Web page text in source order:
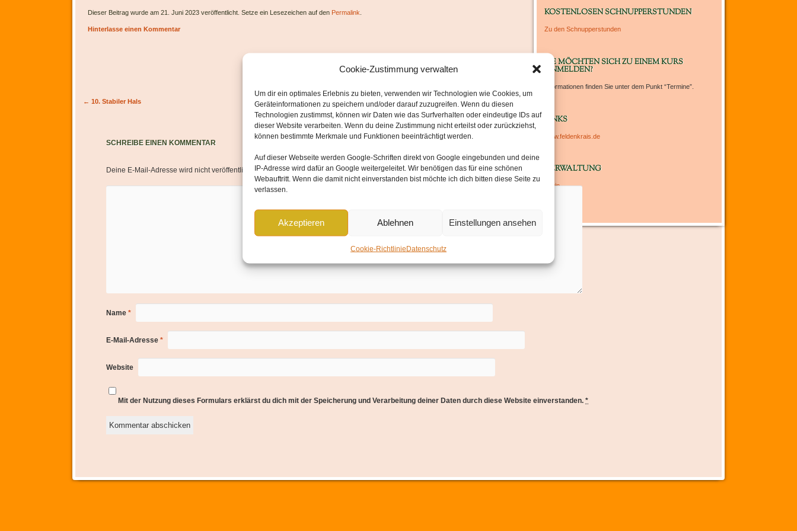
Cookie-Zustimmung verwalten
Um dir ein optimales Erlebnis zu bieten, verwenden wir Technologien wie Cookies, um
Geräteinformationen zu speichern und/oder darauf zuzugreifen. Wenn du diesen
Technologien zustimmst, können wir Daten wie das Surfverhalten oder eindeutige IDs auf
dieser Website verarbeiten. Wenn du deine Zustimmung nicht erteilst oder zurückziehst,
können bestimmte Merkmale und Funktionen beeinträchtigt werden.
Auf dieser Webseite werden Google-Schriften direkt von Google eingebunden und deine
IP-Adresse wird dafür an Google weitergeleitet. Wir benötigen das für eine schönen
Webauftritt. Wenn die damit nicht einverstanden bist möchte ich dich bitten diese Seite zu
verlassen.
Akzeptieren Ablehnen Einstellungen ansehen
Cookie-RichtlinieDatenschutz
Dieser Beitrag wurde am 21. Juni 2023 veröffentlicht. Setze ein Lesezeichen auf den Permalink
Hinterlasse einen Kommentar
Artikel-Navigation
← 10. Stabiler Hals
SCHREIBE EINEN KOMMENTAR
Deine E-Mail-Adresse wird nicht veröffentlicht. Erforderliche Felder sind mit*markiert
Name *
E-Mail-Adresse *
Website
Mit der Nutzung dieses Formulars erklärst du dich mit der Speicherung und Verarbeitung deiner Daten durch diese Website einverstanden. *
KOSTENLOSEN SCHNUPPERSTUNDEN
Zu den Schnupperstunden
SIE MÖCHTEN SICH ZU EINEM KURS
ANMELDEN?
Informationen finden Sie unter dem Punkt “Termine”.
LINKS
www.feldenkrais.de
VERWALTUNG
Login